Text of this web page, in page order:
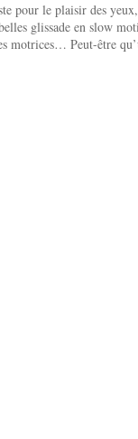
pour le plaisir des
glissade en slow
motrices… Peut-être